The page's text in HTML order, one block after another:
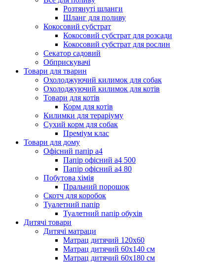
Розтянуті шланги
Шланг для поливу
Кокосовий субстрат
Кокосовий субстрат для розсади
Кокосовий субстрат для рослин
Секатор садовий
Обприскувачі
Товари для тварин
Охолоджуючий килимок для собак
Охолоджуючий килимок для котів
Товари для котів
Корм для котів
Килимки для тераріуму
Сухий корм для собак
Преміум клас
Товари для дому
Офісний папір а4
Папір офісний а4 500
Папір офісний а4 80
Побутова хімія
Пральний порошок
Скотч для коробок
Туалетний папір
Туалетний папір обухів
Дитячі товари
Дитячі матраци
Матрац дитячий 120х60
Матрац дитячий 60х140 см
Матрац дитячий 60х180 см